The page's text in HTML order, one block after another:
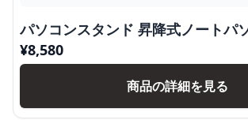
パソコンスタンド 昇降式ノートパ
¥8,580
商品の詳細を見る